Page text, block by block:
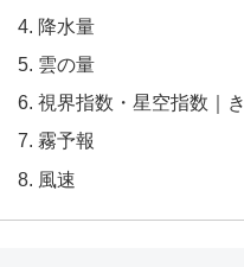
降水量
雲の量
視界指数・星空指数｜
霧予報
風速